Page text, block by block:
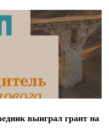
выиграл грант на